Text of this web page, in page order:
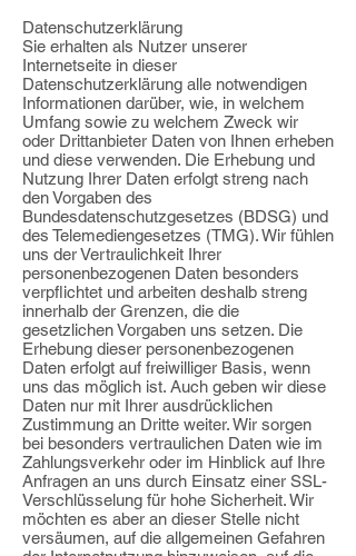
Datenschutzerklärung
Sie erhalten als Nutzer unserer
Internetseite in dieser
Datenschutzerklärung alle notwendigen
Informationen darüber, wie, in welchem
Umfang sowie zu welchem Zweck wir
oder Drittanbieter Daten von Ihnen erheben
und diese verwenden. Die Erhebung und
Nutzung Ihrer Daten erfolgt streng nach
den Vorgaben des
Bundesdatenschutzgesetzes (BDSG) und
des Telemediengesetzes (TMG). Wir fühlen
uns der Vertraulichkeit Ihrer
personenbezogenen Daten besonders
verpflichtet und arbeiten deshalb streng
innerhalb der Grenzen, die die
gesetzlichen Vorgaben uns setzen. Die
Erhebung dieser personenbezogenen
Daten erfolgt auf freiwilliger Basis, wenn
uns das möglich ist. Auch geben wir diese
Daten nur mit Ihrer ausdrücklichen
Zustimmung an Dritte weiter. Wir sorgen
bei besonders vertraulichen Daten wie im
Zahlungsverkehr oder im Hinblick auf Ihre
Anfragen an uns durch Einsatz einer SSL-
Verschlüsselung für hohe Sicherheit. Wir
möchten es aber an dieser Stelle nicht
versäumen, auf die allgemeinen Gefahren